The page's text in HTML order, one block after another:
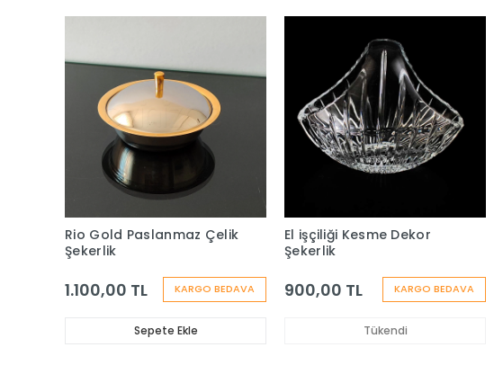
KARGO BEDAVA
Rio Gold Paslanmaz Çelik
Şekerlik
1.100,00 TL
Sepete Ekle
KARGO BEDAVA
El işçiliği Kesme Dekor
Şekerlik
900,00 TL
Tükendi